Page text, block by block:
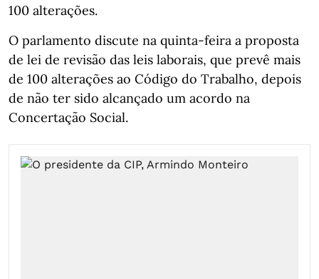
100 alterações.
O parlamento discute na quinta-feira a proposta
de lei de revisão das leis laborais, que prevê mais
de 100 alterações ao Código do Trabalho, depois
de não ter sido alcançado um acordo na
Concertação Social.